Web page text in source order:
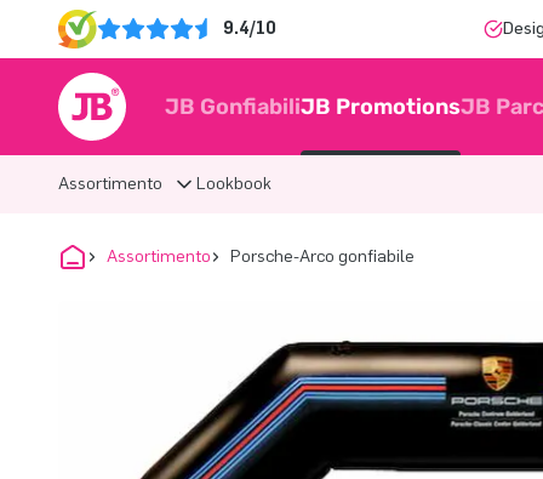
9.4/10
JB GonfiabiliJB PromotionsJB
Assortimento Lookbook
Assortimento Porsche-Arco gonfiabile